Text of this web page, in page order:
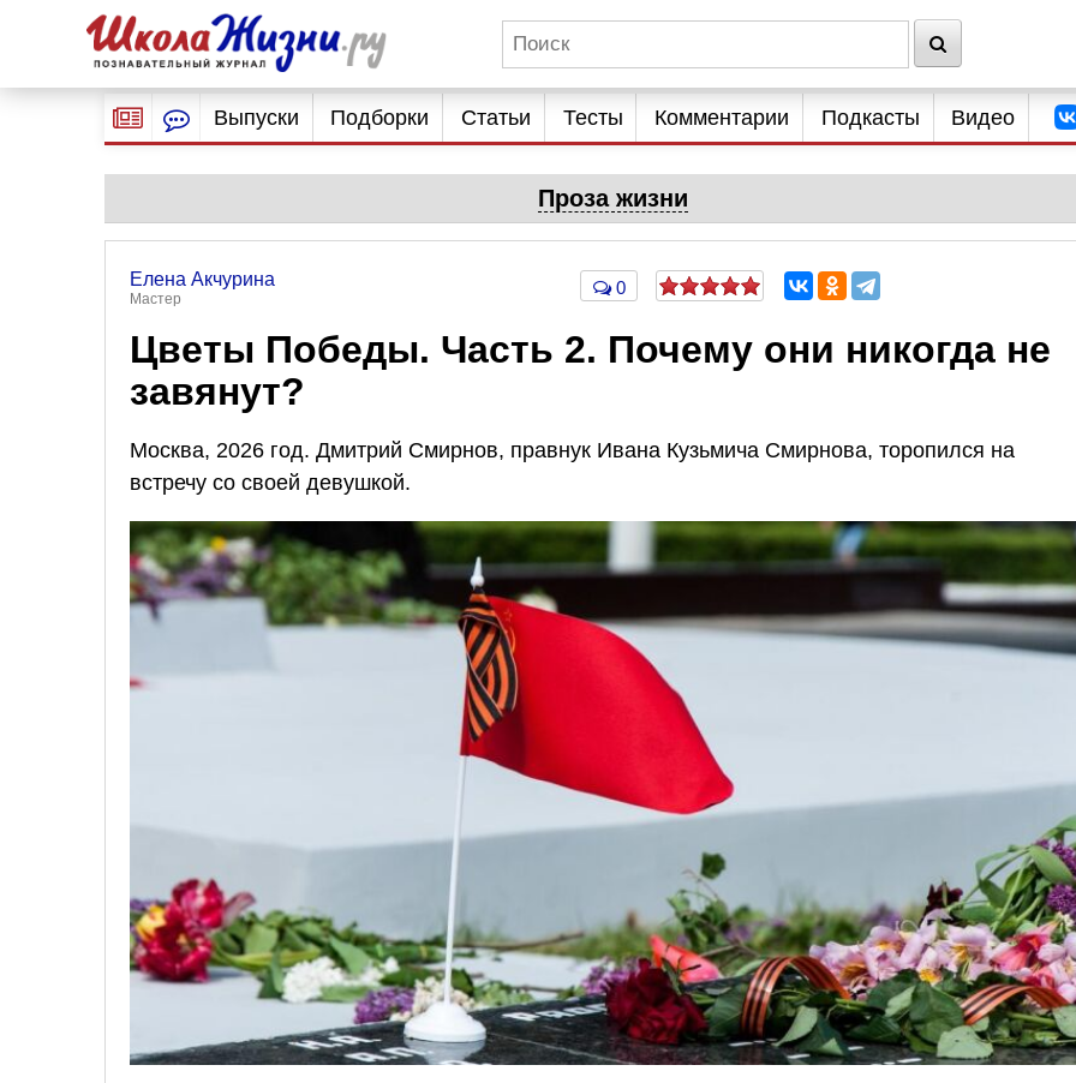
Выпуски Подборки Статьи Тесты Комментарии Подкасты Видео
Проза жизни
Елена Акчурина
Мастер
0
Цветы Победы. Часть 2. Почему они никогда не
завянут?
Москва, 2026 год. Дмитрий Смирнов, правнук Ивана Кузьмича Смирнова, торопился на
встречу со своей девушкой.